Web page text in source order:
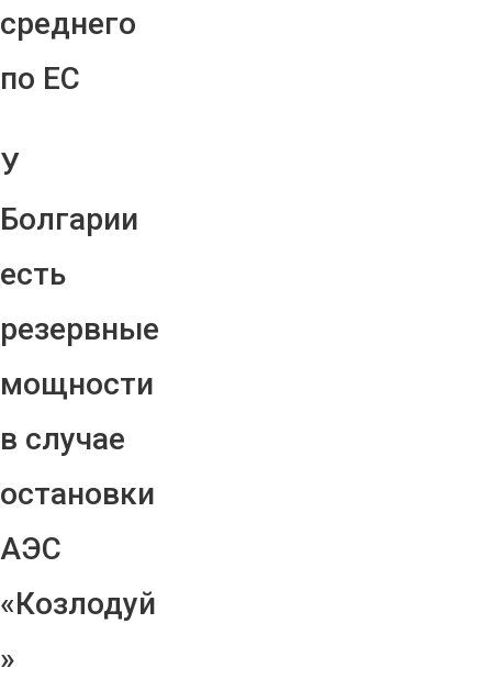
среднего
по ЕС
У
Болгарии
есть
резервные
мощности
в случае
остановки
АЭС
«Козлодуй
»